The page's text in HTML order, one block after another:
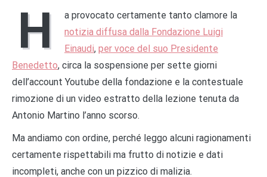
H
a provocato certamente tanto clamore la
notizia diffusa dalla Fondazione Luigi
Einaudi, per voce del suo Presidente
Benedetto, circa la sospensione per sette giorni
dell’account Youtube della fondazione e la contestuale
rimozione di un video estratto della lezione tenuta da
Antonio Martino l’anno scorso.
Ma andiamo con ordine, perché leggo alcuni ragionamenti
certamente rispettabili ma frutto di notizie e dati
incompleti, anche con un pizzico di malizia.